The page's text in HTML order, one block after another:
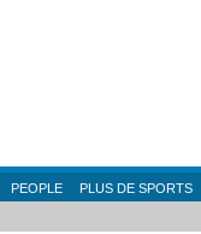
PEOPLE PLUS DE SPORTS